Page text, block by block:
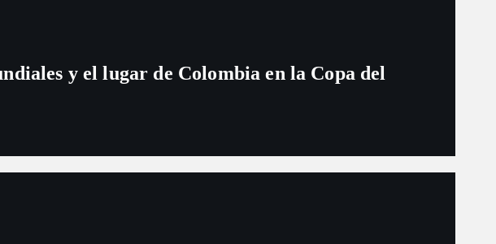
y el lugar de Colombia en la Copa del